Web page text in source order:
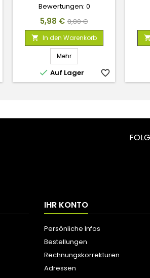
Bewertungen: 0
Preis
5,98 € Verkaufspreis
8,80 €
 In den Warenkorb
Mehr
 Auf Lager favorite_border
IHR KONTO
Persönliche Infos
Bestellungen
Rechnungskorrekturen
Adressen